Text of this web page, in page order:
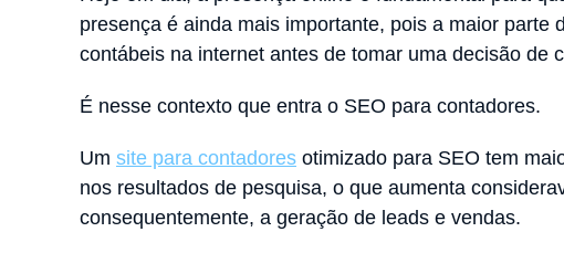
presença é ainda mais importante, pois a maior parte
contábeis na internet antes de tomar uma decisão de
É nesse contexto que entra o SEO para contadores.
Um site para contadores otimizado para SEO tem
nos resultados de pesquisa, o que aumenta
consequentemente, a geração de leads e vendas.